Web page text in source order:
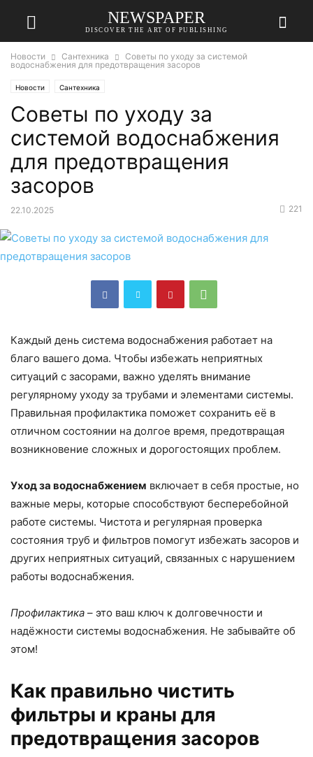
NEWSPAPER
DISCOVER THE ART OF PUBLISHING
Новости Сантехника
Советы по уходу за системой
водоснабжения для предотвращения засоров
Новости Сантехника
Советы по уходу за
системой водоснабжения
для предотвращения
засоров
22.10.2025 221
Каждый день система водоснабжения работает на
благо вашего дома. Чтобы избежать неприятных
ситуаций с засорами, важно уделять внимание
регулярному уходу за трубами и элементами системы.
Правильная профилактика поможет сохранить её в
отличном состоянии на долгое время, предотвращая
возникновение сложных и дорогостоящих проблем.
Уход за водоснабжением включает в себя простые, но
важные меры, которые способствуют бесперебойной
работе системы. Чистота и регулярная проверка
состояния труб и фильтров помогут избежать засоров и
других неприятных ситуаций, связанных с нарушением
работы водоснабжения.
Профилактика – это ваш ключ к долговечности и
надёжности системы водоснабжения. Не забывайте об
этом!
Как правильно чистить
фильтры и краны для
предотвращения засоров